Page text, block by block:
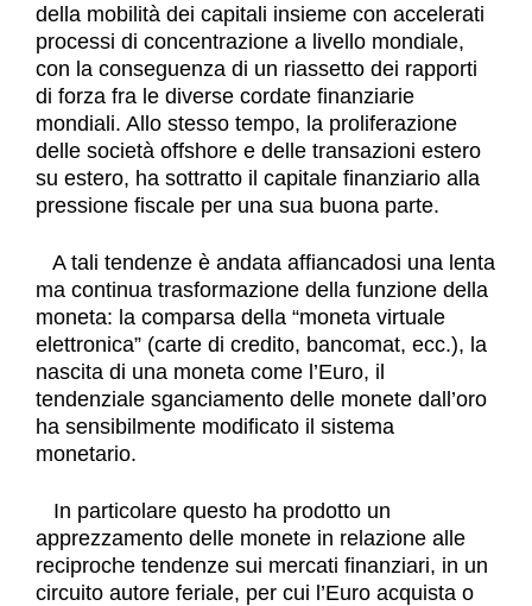
della mobilità dei capitali insieme con accelerati
processi di concentrazione a livello mondiale,
con la conseguenza di un riassetto dei rapporti
di forza fra le diverse cordate finanziarie
mondiali. Allo stesso tempo, la proliferazione
delle società offshore e delle transazioni estero
su estero, ha sottratto il capitale finanziario alla
pressione fiscale per una sua buona parte.
A tali tendenze è andata affiancadosi una lenta
ma continua trasformazione della funzione della
moneta: la comparsa della “moneta virtuale
elettronica” (carte di credito, bancomat, ecc.), la
nascita di una moneta come l’Euro, il
tendenziale sganciamento delle monete dall’oro
ha sensibilmente modificato il sistema
monetario.
In particolare questo ha prodotto un
apprezzamento delle monete in relazione alle
reciproche tendenze sui mercati finanziari, in un
circuito autore feriale, per cui l’Euro acquista o